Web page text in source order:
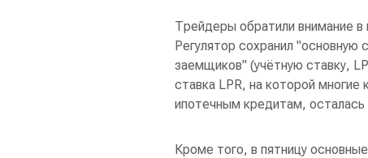
Трейдеры обратили внимание в
Регулятор сохранил "основную
заемщиков" (учётную ставку,
ставка LPR, на которой
ипотечным кредитам, осталась
Кроме того, в пятницу